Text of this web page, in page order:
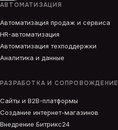
АВТОМАТИЗАЦИЯ
Автоматизация продаж и сервиса
HR-автоматизация
Автоматизация техподдержки
Аналитика и данные
РАЗРАБОТКА И СОПРОВОЖДЕНИЕ
Сайты и B2B-платформы
Создание интернет-магазинов
Внедрение Битрикс24